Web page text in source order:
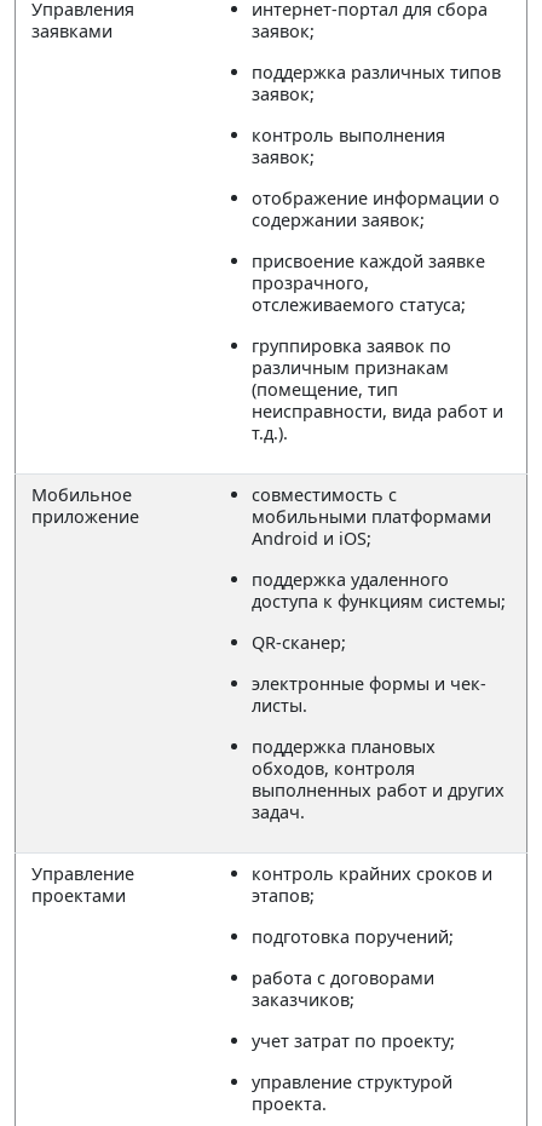
Управления
заявками
интернет-портал для сбора
заявок;
поддержка различных типов
заявок;
контроль выполнения
заявок;
отображение информации о
содержании заявок;
присвоение каждой заявке
прозрачного,
отслеживаемого статуса;
группировка заявок по
различным признакам
(помещение, тип
неисправности, вида работ и
т.д.).
Мобильное
приложение
совместимость с
мобильными платформами
Android и iOS;
поддержка удаленного
доступа к функциям системы;
QR-сканер;
электронные формы и чек-
листы.
поддержка плановых
обходов, контроля
выполненных работ и других
задач.
Управление
проектами
контроль крайних сроков и
этапов;
подготовка поручений;
работа с договорами
заказчиков;
учет затрат по проекту;
управление структурой
проекта.